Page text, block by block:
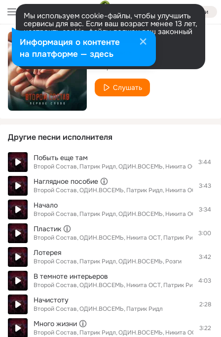
Войти
Мы используем cookie-файлы, чтобы улучшить
сервисы для вас. Если ваш возраст менее 13 лет,
настроить cookie-файлы должен ваш законный
представитель. Больше информации
Разрешить все Настроить
Первое слово
Второй Состав
Слушать
Другие песни исполнителя
Побыть еще там
Второй Состав Патрик Ридл ОДИН.ВОСЕМЬ Никита ОСТ
3:44
Наглядное пособие
Второй Состав ОДИН.ВОСЕМЬ Патрик Ридл Никита ОСТ
3:43
Начало
Второй Состав Патрик Ридл ОДИН.ВОСЕМЬ Никита ОСТ DJ
3:34
Пластик
Второй Состав ОДИН.ВОСЕМЬ Никита ОСТ Патрик Ридл
3:00
Лотерея
Второй Состав Патрик Ридл ОДИН.ВОСЕМЬ Розги
3:42
В темноте интерьеров
Второй Состав ОДИН.ВОСЕМЬ Никита ОСТ Патрик Ридл
4:03
Начистоту
Второй Состав ОДИН.ВОСЕМЬ Патрик Ридл
2:28
Много жизни
Второй Состав Патрик Ридл ОДИН.ВОСЕМЬ Никита ОСТ
3:22
Информация о контенте
на платформе — здесь